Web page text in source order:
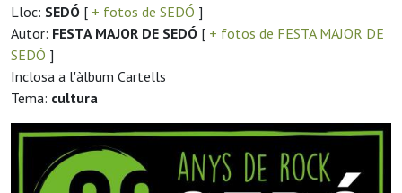
Lloc: SEDÓ [ + fotos de SEDÓ ]
Autor: FESTA MAJOR DE SEDÓ [ + fotos de FESTA MAJOR DE
SEDÓ ]
Inclosa a l'àlbum Cartells
Tema: cultura